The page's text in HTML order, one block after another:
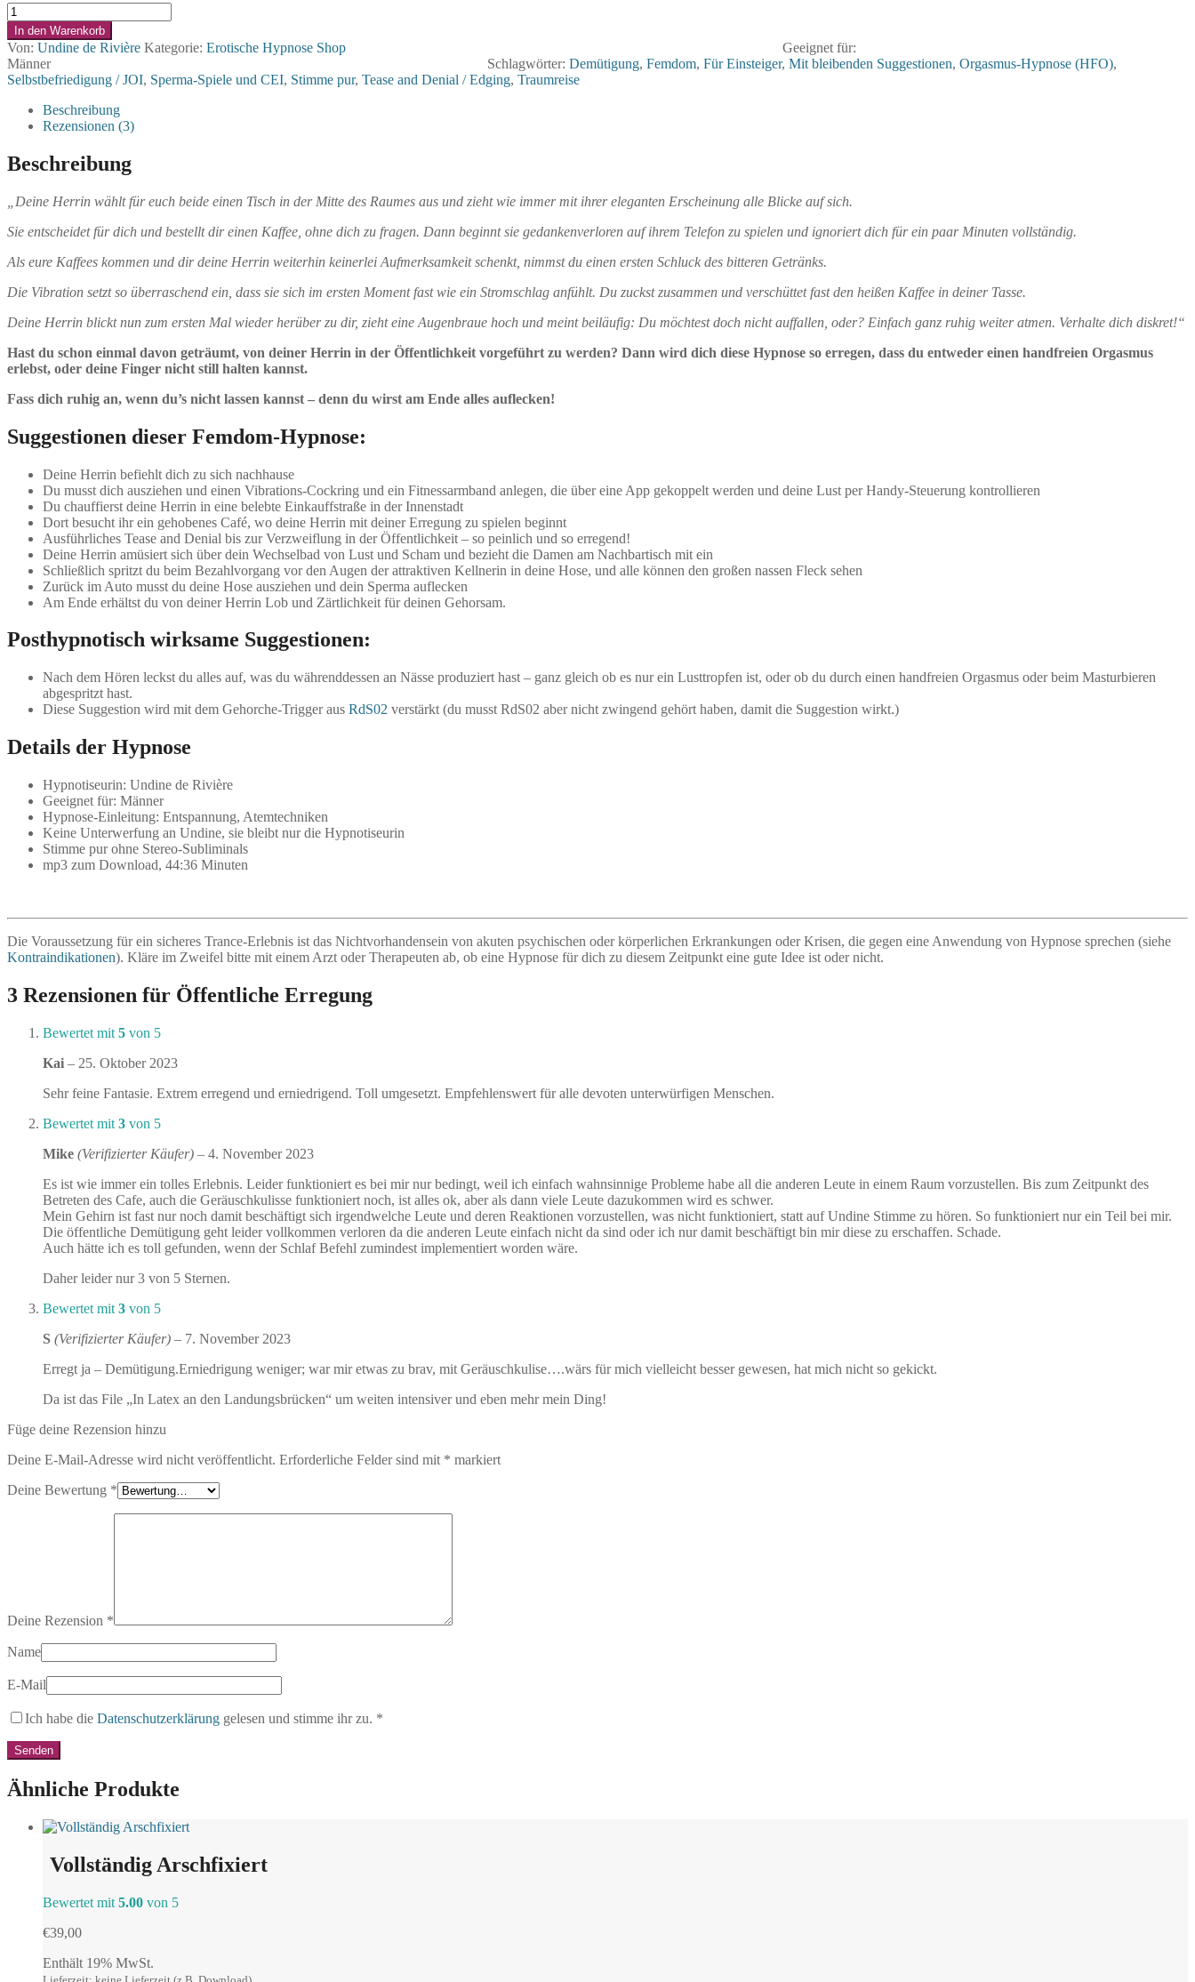
Öffentliche
Erregung
Menge
In den Warenkorb
Von: Undine de Rivière Kategorie: Erotische Hypnose Shop
Geeignet für:
Männer
Schlagwörter: Demütigung, Femdom, Für Einsteiger, Mit bleibenden Suggestionen, Orgasmus-Hypnose (HFO),
Selbstbefriedigung / JOI, Sperma-Spiele und CEI, Stimme pur, Tease and Denial / Edging, Traumreise
Beschreibung
Rezensionen (3)
Beschreibung
„Deine Herrin wählt für euch beide einen Tisch in der Mitte des Raumes aus und zieht wie immer mit ihrer eleganten Erscheinung alle Blicke auf sich.
Sie entscheidet für dich und bestellt dir einen Kaffee, ohne dich zu fragen. Dann beginnt sie gedankenverloren auf ihrem Telefon zu spielen und ignoriert dich für ein paar Minuten vollständig.
Als eure Kaffees kommen und dir deine Herrin weiterhin keinerlei Aufmerksamkeit schenkt, nimmst du einen ersten Schluck des bitteren Getränks.
Die Vibration setzt so überraschend ein, dass sie sich im ersten Moment fast wie ein Stromschlag anfühlt. Du zuckst zusammen und verschüttet fast den heißen Kaffee in deiner Tasse.
Deine Herrin blickt nun zum ersten Mal wieder herüber zu dir, zieht eine Augenbraue hoch und meint beiläufig: Du möchtest doch nicht auffallen, oder? Einfach ganz ruhig weiter atmen. Verhalte dich diskret!“
Hast du schon einmal davon geträumt, von deiner Herrin in der Öffentlichkeit vorgeführt zu werden? Dann wird dich diese Hypnose so erregen, dass du entweder einen handfreien Orgasmus
erlebst, oder deine Finger nicht still halten kannst.
Fass dich ruhig an, wenn du’s nicht lassen kannst – denn du wirst am Ende alles auflecken!
Suggestionen dieser Femdom-Hypnose:
Deine Herrin befiehlt dich zu sich nachhause
Du musst dich ausziehen und einen Vibrations-Cockring und ein Fitnessarmband anlegen, die über eine App gekoppelt werden und deine Lust per Handy-Steuerung kontrollieren
Du chauffierst deine Herrin in eine belebte Einkauffstraße in der Innenstadt
Dort besucht ihr ein gehobenes Café, wo deine Herrin mit deiner Erregung zu spielen beginnt
Ausführliches Tease and Denial bis zur Verzweiflung in der Öffentlichkeit – so peinlich und so erregend!
Deine Herrin amüsiert sich über dein Wechselbad von Lust und Scham und bezieht die Damen am Nachbartisch mit ein
Schließlich spritzt du beim Bezahlvorgang vor den Augen der attraktiven Kellnerin in deine Hose, und alle können den großen nassen Fleck sehen
Zurück im Auto musst du deine Hose ausziehen und dein Sperma auflecken
Am Ende erhältst du von deiner Herrin Lob und Zärtlichkeit für deinen Gehorsam.
Posthypnotisch wirksame Suggestionen:
Nach dem Hören leckst du alles auf, was du währenddessen an Nässe produziert hast – ganz gleich ob es nur ein Lusttropfen ist, oder ob du durch einen handfreien Orgasmus oder beim Masturbieren
abgespritzt hast.
Diese Suggestion wird mit dem Gehorche-Trigger aus RdS02 verstärkt (du musst RdS02 aber nicht zwingend gehört haben, damit die Suggestion wirkt.)
Details der Hypnose
Hypnotiseurin: Undine de Rivière
Geeignet für: Männer
Hypnose-Einleitung: Entspannung, Atemtechniken
Keine Unterwerfung an Undine, sie bleibt nur die Hypnotiseurin
Stimme pur ohne Stereo-Subliminals
mp3 zum Download, 44:36 Minuten
Die Voraussetzung für ein sicheres Trance-Erlebnis ist das Nichtvorhandensein von akuten psychischen oder körperlichen Erkrankungen oder Krisen, die gegen eine Anwendung von Hypnose sprechen (siehe
Kontraindikationen). Kläre im Zweifel bitte mit einem Arzt oder Therapeuten ab, ob eine Hypnose für dich zu diesem Zeitpunkt eine gute Idee ist oder nicht.
3 Rezensionen für Öffentliche Erregung
Bewertet mit 5 von 5
Kai – 25. Oktober 2023
Sehr feine Fantasie. Extrem erregend und erniedrigend. Toll umgesetzt. Empfehlenswert für alle devoten unterwürfigen Menschen.
Bewertet mit 3 von 5
Mike (Verifizierter Käufer) – 4. November 2023
Es ist wie immer ein tolles Erlebnis. Leider funktioniert es bei mir nur bedingt, weil ich einfach wahnsinnige Probleme habe all die anderen Leute in einem Raum vorzustellen. Bis zum Zeitpunkt des
Betreten des Cafe, auch die Geräuschkulisse funktioniert noch, ist alles ok, aber als dann viele Leute dazukommen wird es schwer.
Mein Gehirn ist fast nur noch damit beschäftigt sich irgendwelche Leute und deren Reaktionen vorzustellen, was nicht funktioniert, statt auf Undine Stimme zu hören. So funktioniert nur ein Teil bei mir.
Die öffentliche Demütigung geht leider vollkommen verloren da die anderen Leute einfach nicht da sind oder ich nur damit beschäftigt bin mir diese zu erschaffen. Schade.
Auch hätte ich es toll gefunden, wenn der Schlaf Befehl zumindest implementiert worden wäre.
Daher leider nur 3 von 5 Sternen.
Bewertet mit 3 von 5
S (Verifizierter Käufer) – 7. November 2023
Erregt ja – Demütigung.Erniedrigung weniger; war mir etwas zu brav, mit Geräuschkulise….wärs für mich vielleicht besser gewesen, hat mich nicht so gekickt.
Da ist das File „In Latex an den Landungsbrücken“ um weiten intensiver und eben mehr mein Ding!
Füge deine Rezension hinzu
Deine E-Mail-Adresse wird nicht veröffentlicht. Erforderliche Felder sind mit * markiert
Deine Bewertung *
Deine Rezension *
Name
E-Mail
Ich habe die Datenschutzerklärung gelesen und stimme ihr zu. *
Ähnliche Produkte
Vollständig Arschfixiert
Bewertet mit 5.00 von 5
€39,00
Enthält 19% MwSt.